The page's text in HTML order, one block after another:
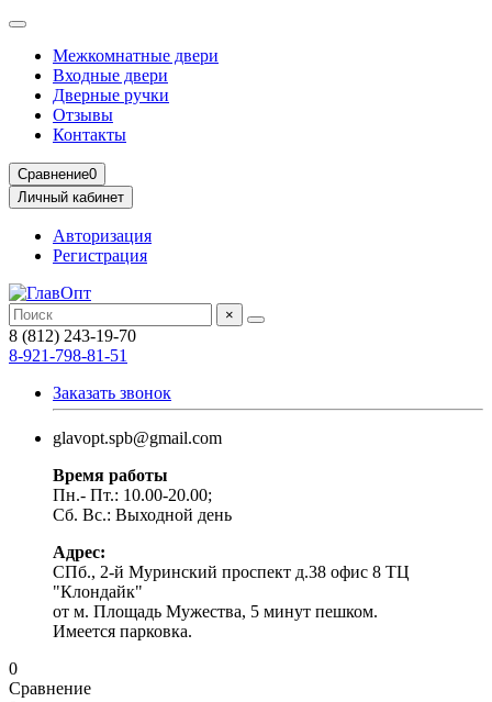
Межкомнатные двери
Входные двери
Дверные ручки
Отзывы
Контакты
Сравнение0
Личный кабинет
Авторизация
Регистрация
×
8 (812) 243-19-70
8-921-798-81-51
Заказать звонок
glavopt.spb@gmail.com
Время работы
Пн.- Пт.: 10.00-20.00;
Сб. Вс.: Выходной день
Адрес:
СПб., 2-й Муринский проспект д.38 офис 8 ТЦ
"Клондайк"
от м. Площадь Мужества, 5 минут пешком.
Имеется парковка.
0
Сравнение